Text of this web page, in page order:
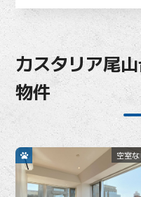
カスタリア尾
物件
空室